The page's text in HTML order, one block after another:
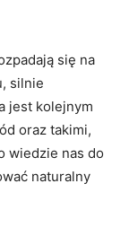
się na
silnie
jest kolejnym
oraz takimi,
wiedzie nas do
naturalny